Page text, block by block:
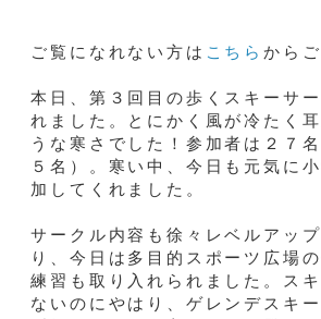
ご覧になれない方は こちらから
本日、第３回目の歩くスキーサ
れました。とにかく風が冷たく
うな寒さでした！参加者は２７
５名）。寒い中、今日も元気に
加してくれました。
サークル内容も徐々レベルアッ
り、今日は多目的スポーツ広場
練習も取り入れられました。ス
ないのにやはり、ゲレンデスキ